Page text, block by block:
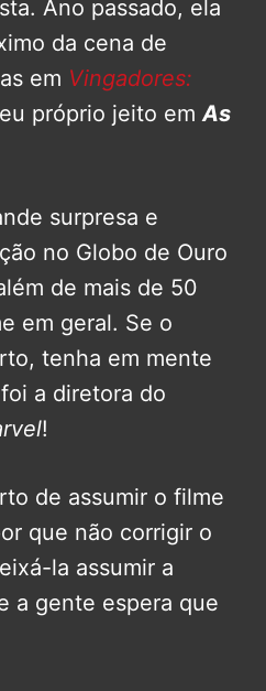
Ano passado, ela
da cena de
em Vingadores:
próprio jeito em As
surpresa e
no Globo de Ouro
de mais de 50
em geral. Se o
tenha em mente
a diretora do
!
de assumir o filme
que não corrigir o
la assumir a
a gente espera que